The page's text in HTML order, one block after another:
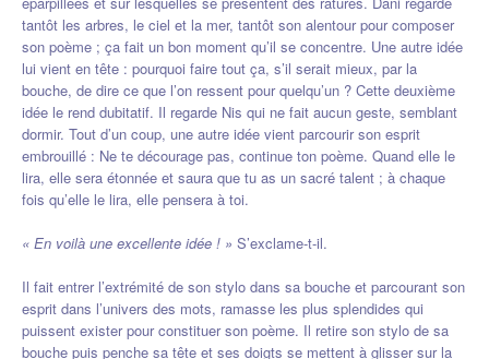
tantôt les arbres, le ciel et la mer, tantôt son alentour pour composer
son poème ; ça fait un bon moment qu’il se concentre. Une autre idée
lui vient en tête : pourquoi faire tout ça, s’il serait mieux, par la
bouche, de dire ce que l’on ressent pour quelqu’un ? Cette deuxième
idée le rend dubitatif. Il regarde Nis qui ne fait aucun geste, semblant
dormir. Tout d’un coup, une autre idée vient parcourir son esprit
embrouillé : Ne te décourage pas, continue ton poème. Quand elle le
lira, elle sera étonnée et saura que tu as un sacré talent ; à chaque
fois qu’elle le lira, elle pensera à toi.
« En voilà une excellente idée ! » S’exclame-t-il.
Il fait entrer l’extrémité de son stylo dans sa bouche et parcourant son
esprit dans l’univers des mots, ramasse les plus splendides qui
puissent exister pour constituer son poème. Il retire son stylo de sa
bouche puis penche sa tête et ses doigts se mettent à glisser sur la